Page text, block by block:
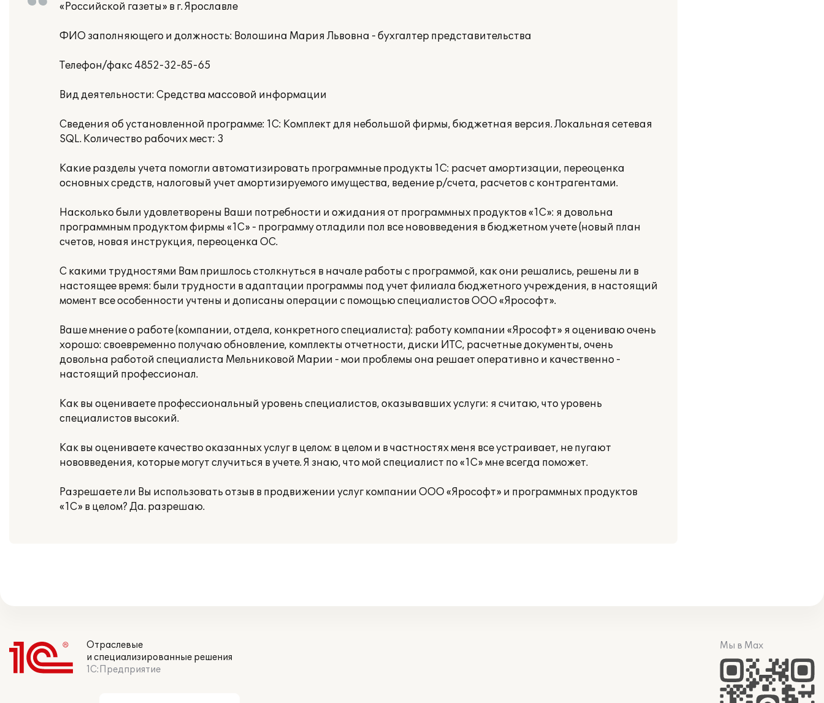
«Российской газеты» в г. Ярославле
ФИО заполняющего и должность: Волошина Мария Львовна - бухгалтер представительства
Телефон/факс 4852-32-85-65
Вид деятельности: Средства массовой информации
Сведения об установленной программе: 1С: Комплект для небольшой фирмы, бюджетная версия. Локальная сетевая
SQL. Количество рабочих мест: 3
Какие разделы учета помогли автоматизировать программные продукты 1С: расчет амортизации, переоценка
основных средств, налоговый учет амортизируемого имущества, ведение р/счета, расчетов с контрагентами.
Насколько были удовлетворены Ваши потребности и ожидания от программных продуктов «1С»: я довольна
программным продуктом фирмы «1С» - программу отладили пол все нововведения в бюджетном учете (новый план
счетов, новая инструкция, переоценка ОС.
С какими трудностями Вам пришлось столкнуться в начале работы с программой, как они решались, решены ли в
настоящее время: были трудности в адаптации программы под учет филиала бюджетного учреждения, в настоящий
момент все особенности учтены и дописаны операции с помощью специалистов ООО «Ярософт».
Ваше мнение о работе (компании, отдела, конкретного специалиста): работу компании «Ярософт» я оцениваю очень
хорошо: своевременно получаю обновление, комплекты отчетности, диски ИТС, расчетные документы, очень
довольна работой специалиста Мельниковой Марии - мои проблемы она решает оперативно и качественно -
настоящий профессионал.
Как вы оцениваете профессиональный уровень специалистов, оказывавших услуги: я считаю, что уровень
специалистов высокий.
Как вы оцениваете качество оказанных услуг в целом: в целом и в частностях меня все устраивает, не пугают
нововведения, которые могут случиться в учете. Я знаю, что мой специалист по «1С» мне всегда поможет.
Разрешаете ли Вы использовать отзыв в продвижении услуг компании ООО «Ярософт» и программных продуктов
«1С» в целом? Да. разрешаю.
Отраслевые
и специализированные решения
1С:Предприятие
Мы в Max